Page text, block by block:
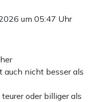
um 05:47 Uhr
nicht besser als
oder billiger als